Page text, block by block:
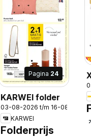
Pagina 24
KARWEI folder
03-08-2026 t/m 16-08-2026
KARWEI
Folderprijs